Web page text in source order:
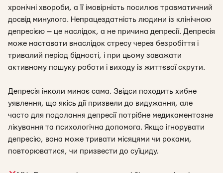
хронічні хвороби, а її імовірність посилює травматичний
досвід минулого. Непрацездатність людини із клінічною
депресією — це наслідок, а не причина депресії. Депресія
може наставати внаслідок стресу через безробіття і
тривалий період бідності, і при цьому заважати
активному пошуку роботи і виходу із життєвої скрути.
Депресія інколи минає сама. Звідси походить хибне
уявлення, що якісь дії призвели до видужання, але
часто для подолання депресії потрібне медикаментозне
лікування та психологічна допомога. Якщо ігнорувати
депресію, вона може тривати місяцями чи роками,
повторюватися, чи призвести до суїциду.